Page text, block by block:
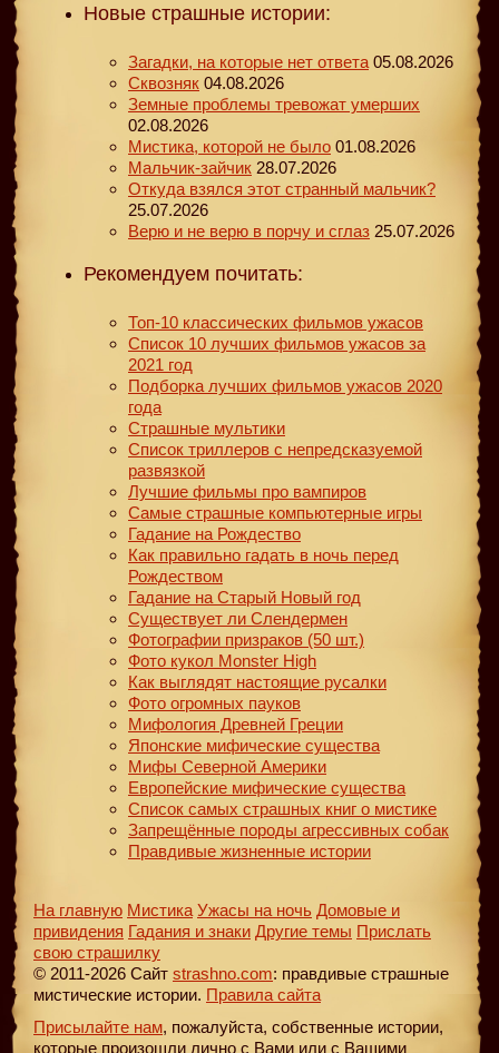
Новые страшные истории:
Загадки, на которые нет ответа 05.08.2026
Сквозняк 04.08.2026
Земные проблемы тревожат умерших
02.08.2026
Мистика, которой не было 01.08.2026
Мальчик-зайчик 28.07.2026
Откуда взялся этот странный мальчик?
25.07.2026
Верю и не верю в порчу и сглаз 25.07.2026
Рекомендуем почитать:
Топ-10 классических фильмов ужасов
Список 10 лучших фильмов ужасов за
2021 год
Подборка лучших фильмов ужасов 2020
года
Страшные мультики
Список триллеров с непредсказуемой
развязкой
Лучшие фильмы про вампиров
Самые страшные компьютерные игры
Гадание на Рождество
Как правильно гадать в ночь перед
Рождеством
Гадание на Старый Новый год
Существует ли Слендермен
Фотографии призраков (50 шт.)
Фото кукол Monster High
Как выглядят настоящие русалки
Фото огромных пауков
Мифология Древней Греции
Японские мифические существа
Мифы Северной Америки
Европейские мифические существа
Список самых страшных книг о мистике
Запрещённые породы агрессивных собак
Правдивые жизненные истории
На главную Мистика Ужасы на ночь Домовые и
привидения Гадания и знаки Другие темы Прислать
свою страшилку
© 2011-2026 Сайт strashno.com: правдивые страшные
мистические истории. Правила сайта
Присылайте нам, пожалуйста, собственные истории,
которые произошли лично с Вами или с Вашими